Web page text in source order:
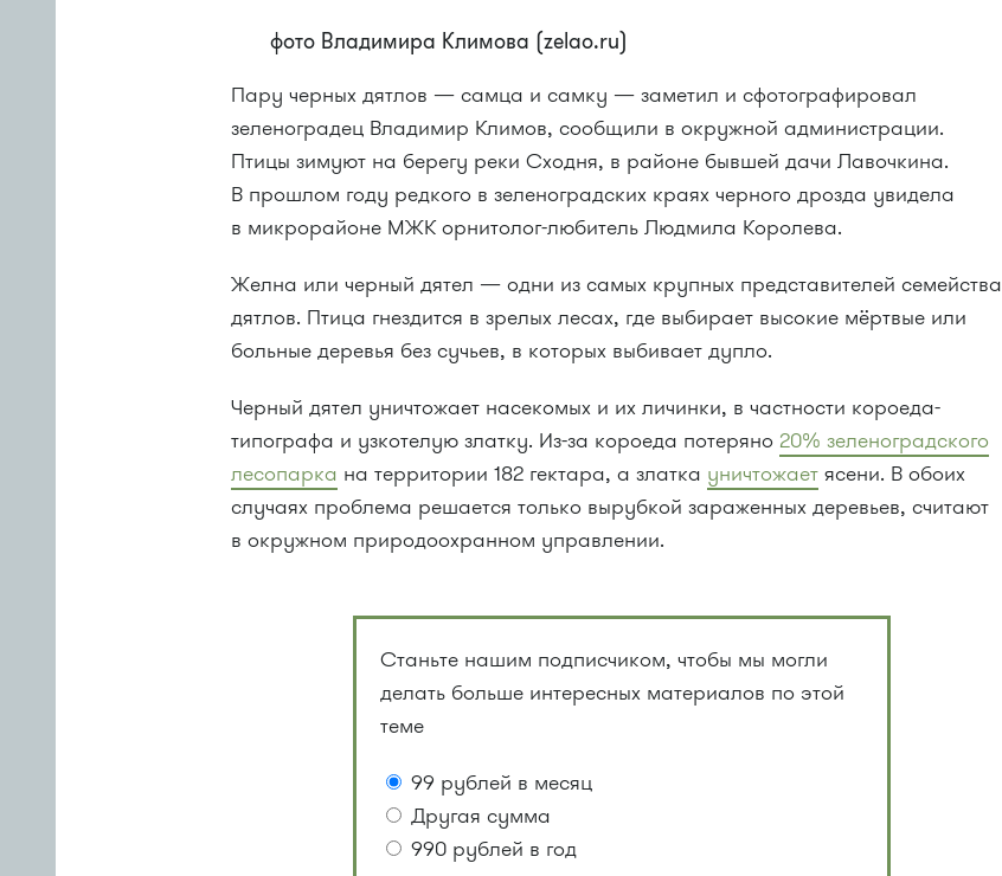
фото Владимира Климова (zelao.ru)
Пару черных дятлов — самца и самку — заметил и сфотографировал
зеленоградец Владимир Климов, сообщили в окружной администрации.
Птицы зимуют на берегу реки Сходня, в районе бывшей дачи Лавочкина.
В прошлом году редкого в зеленоградских краях черного дрозда увидела
в микрорайоне МЖК орнитолог-любитель Людмила Королева.
Желна или черный дятел — одни из самых крупных представителей семейства
дятлов. Птица гнездится в зрелых лесах, где выбирает высокие мёртвые или
больные деревья без сучьев, в которых выбивает дупло.
Черный дятел уничтожает насекомых и их личинки, в частности короеда-
типографа и узкотелую златку. Из-за короеда потеряно 20% зеленоградского
лесопарка на территории 182 гектара, а златка уничтожает ясени. В обоих
случаях проблема решается только вырубкой зараженных деревьев, считают
в окружном природоохранном управлении.
Станьте нашим подписчиком, чтобы мы могли
делать больше интересных материалов по этой
теме
99 рублей в месяц
Другая сумма
990 рублей в год